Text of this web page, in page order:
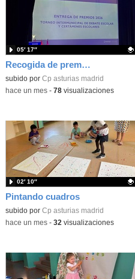
Recogida de premios Bella y Bestia 26
Contenido educativo.
subido por Cp asturias madrid
05′ 17″
-hace un mes- 78visualizaciones
Pintando cuadros
Contenido educativo.
subido por Cp asturias madrid
02′ 10″
-hace un mes- 32 visualizaciones